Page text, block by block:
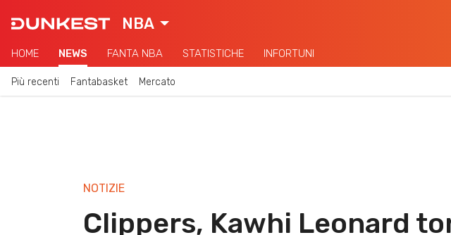
NBA
HOME NEWS FANTA NBA STATISTICHE INFORTUNI
Più recenti Fantabasket Mercato
NOTIZIE
Clippers, Kawhi Leonard